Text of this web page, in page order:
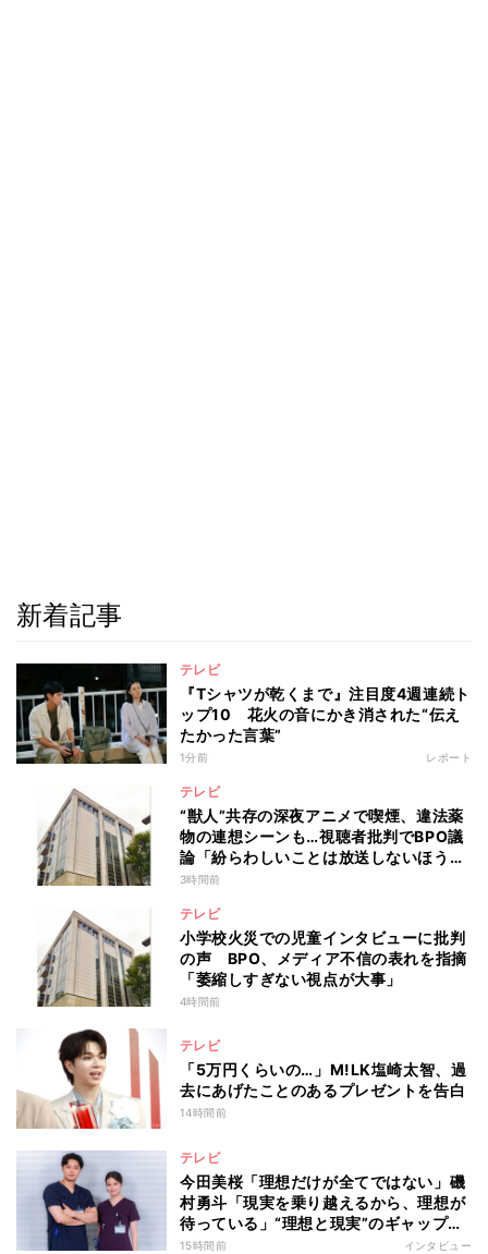
新着記事
テレビ
『Tシャツが乾くまで』注目度4週連続ト
ップ10 花火の音にかき消された“伝え
たかった言葉”
1分前 レポート
テレビ
“獣人”共存の深夜アニメで喫煙、違法薬
物の連想シーンも…視聴者批判でBPO議
論「紛らわしいことは放送しないほう
が」
3時間前
テレビ
小学校火災での児童インタビューに批判
の声 BPO、メディア不信の表れを指摘
「萎縮しすぎない視点が大事」
4時間前
テレビ
「5万円くらいの…」M!LK塩崎太智、過
去にあげたことのあるプレゼントを告白
14時間前
テレビ
今田美桜「理想だけが全てではない」磯
村勇斗「現実を乗り越えるから、理想が
待っている」“理想と現実”のギャップに
悩む人へ 第一線で活躍する俳優2人の
15時間前 インタビュー